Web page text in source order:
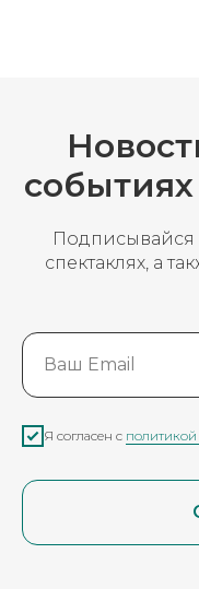
Подписывайся
спектаклях, а
Ваш Email
Я согласен с